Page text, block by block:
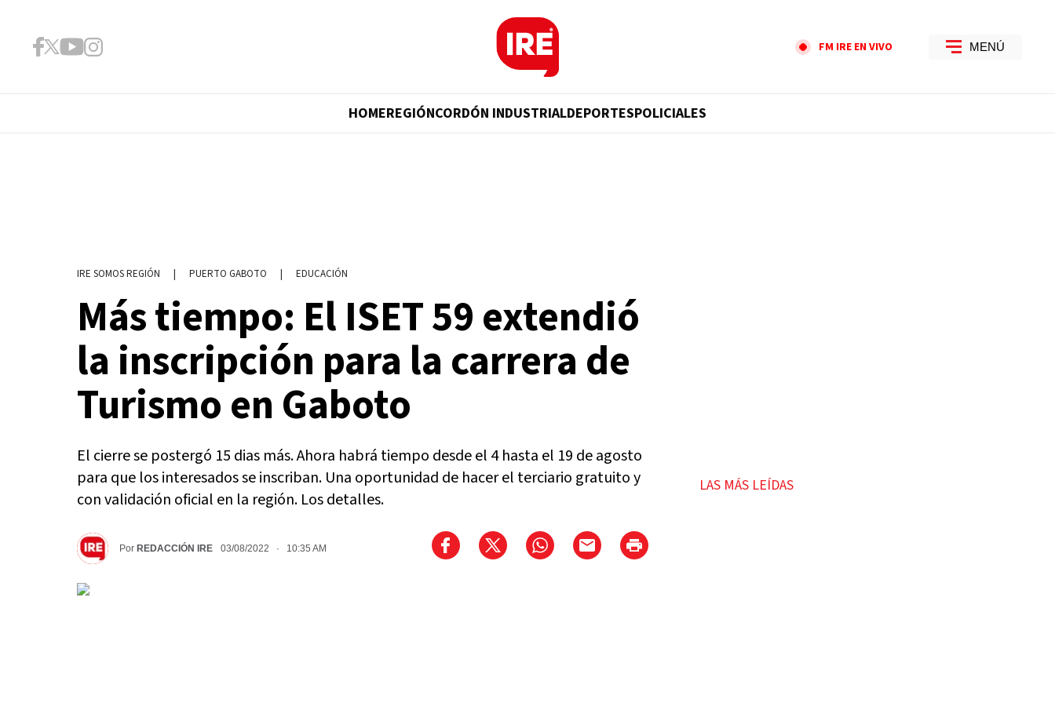
FM IRE EN VIVO MENÚ
HOMEREGIÓNCORDÓN INDUSTRIALDEPORTESPOLICIALES
IRE SOMOS REGIÓN | PUERTO GABOTO | EDUCACIÓN
Más tiempo: El ISET 59 extendió
la inscripción para la carrera de
Turismo en Gaboto
El cierre se postergó 15 dias más. Ahora habrá tiempo desde el 4 hasta el 19 de agosto
para que los interesados se inscriban. Una oportunidad de hacer el terciario gratuito y
con validación oficial en la región. Los detalles.
Por REDACCIÓN IRE 03/08/2022 · 10:35 AM
LAS MÁS LEÍDAS